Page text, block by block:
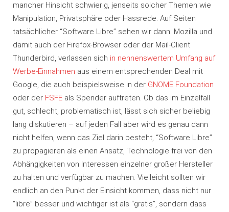
mancher Hinsicht schwierig, jenseits solcher Themen wie
Manipulation, Privatsphäre oder Hassrede. Auf Seiten
tatsächlicher “Software Libre” sehen wir dann: Mozilla und
damit auch der Firefox-Browser oder der Mail-Client
Thunderbird, verlassen sich in nennenswertem Umfang auf
Werbe-Einnahmen aus einem entsprechenden Deal mit
Google, die auch beispielsweise in der GNOME Foundation
oder der FSFE als Spender auftreten. Ob das im Einzelfall
gut, schlecht, problematisch ist, lässt sich sicher beliebig
lang diskutieren – auf jeden Fall aber wird es genau dann
nicht helfen, wenn das Ziel darin besteht, “Software Libre”
zu propagieren als einen Ansatz, Technologie frei von den
Abhängigkeiten von Interessen einzelner großer Hersteller
zu halten und verfügbar zu machen. Vielleicht sollten wir
endlich an den Punkt der Einsicht kommen, dass nicht nur
“libre” besser und wichtiger ist als “gratis”, sondern dass